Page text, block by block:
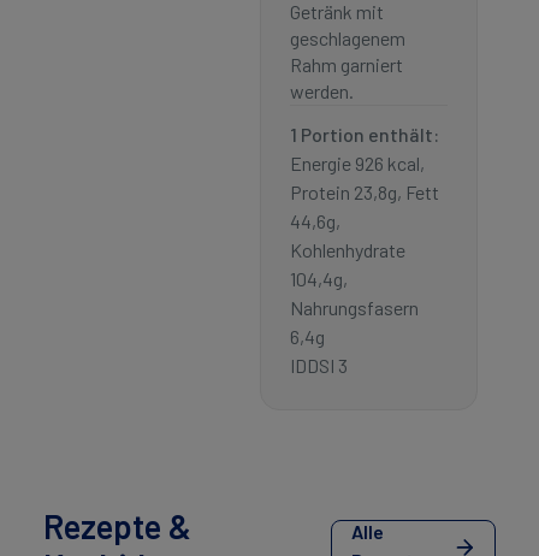
Getränk mit
geschlagenem
Rahm garniert
werden.
1 Portion enthält:
Energie 926 kcal,
Protein 23,8g, Fett
44,6g,
Kohlenhydrate
104,4g,
Nahrungsfasern
6,4g
IDDSI 3
Rezepte &
Alle